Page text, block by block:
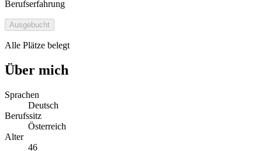
Berufserfahrung
Ausgebucht
Alle Plätze belegt
Über mich
Sprachen
Deutsch
Berufssitz
Österreich
Alter
46